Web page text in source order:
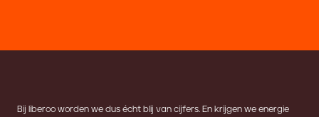
Bij liberoo worden we dus écht blij van cijfers. En krijgen we energie